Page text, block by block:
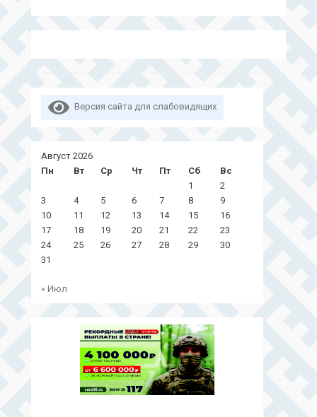
Версия сайта для слабовидящих
Август 2026
Пн
Вт Ср Чт Пт Сб
Вс
1
2
3
4 5 6 7 8
9
10
11 12 13 14 15
16
17
18 19 20 21 22
23
24
25 26 27 28 29
30
31
« Июл